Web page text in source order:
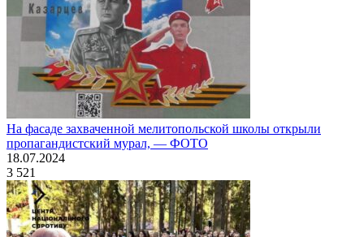
На фасаде захваченной мелитопольской школы открыли
пропагандистский мурал, — ФОТО
18.07.2024
3 521